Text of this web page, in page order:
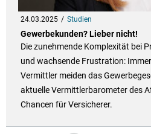
24.03.2025 Studien
Gewerbekunden? Lieber nicht!
Die zunehmende Komplexität bei
und wachsende Frustration:
Vermittler meiden das
aktuelle Vermittlerbarometer des
Chancen für Versicherer.